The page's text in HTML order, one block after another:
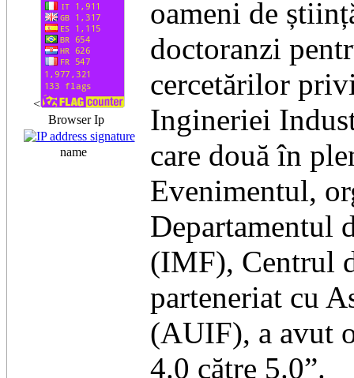
<
Browser Ip
name
oameni de
doctoranzi
cercetărilor
Ingineriei
care două în
Evenimentul,
Departamentul
(IMF), Centrul
parteneriat cu
(AUIF), a avut
4.0 către 5.0”.